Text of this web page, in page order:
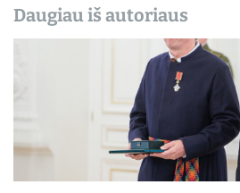
Daugiau iš autoriaus